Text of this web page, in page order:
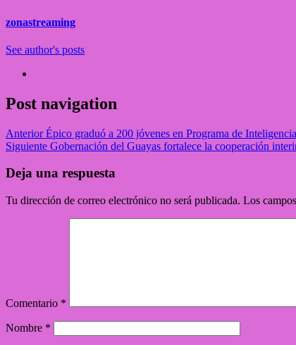
zonastreaming
See author's posts
Post navigation
AnteriorÉpico graduó a 200 jóvenes en Programa de
Siguiente Gobernación del Guayas fortalece la cooperación
Deja una respuesta
Tu dirección de correo electrónico no será publicada. Los
Comentario *
Nombre *